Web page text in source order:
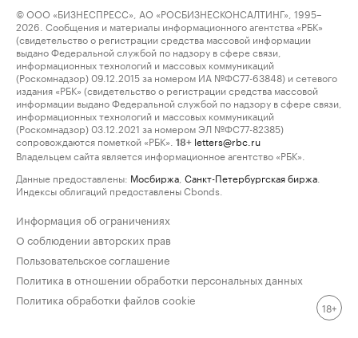
© ООО «БИЗНЕСПРЕСС», АО «РОСБИЗНЕСКОНСАЛТИНГ», 1995–
2026. Сообщения и материалы информационного агентства «РБК»
(свидетельство о регистрации средства массовой информации
выдано Федеральной службой по надзору в сфере связи,
информационных технологий и массовых коммуникаций
(Роскомнадзор) 09.12.2015 за номером ИА №ФС77-63848) и сетевого
издания «РБК» (свидетельство о регистрации средства массовой
информации выдано Федеральной службой по надзору в сфере связи,
информационных технологий и массовых коммуникаций
(Роскомнадзор) 03.12.2021 за номером ЭЛ №ФС77-82385)
сопровождаются пометкой «РБК».
18+ letters@rbc.ru
Владельцем сайта является информационное агентство «РБК».
Данные предоставлены: Мосбиржа Санкт-Петербургская биржа
Индексы облигаций предоставлены Cbonds.
Информация об ограничениях
О соблюдении авторских прав
Пользовательское соглашение
Политика в отношении обработки персональных данных
Политика обработки файлов cookie
18+